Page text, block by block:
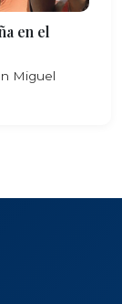
en el
Miguel